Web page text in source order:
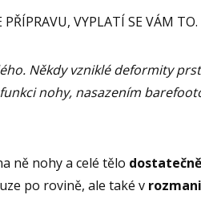
VYPLATÍ SE VÁM TO.
Někdy vzniklé deformity
nohy, nasazením
ně nohy a celé tělo
po rovině, ale také v